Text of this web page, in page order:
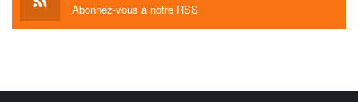
Abonnez-vous à notre RSS